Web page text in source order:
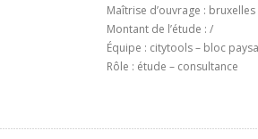
Maîtrise d’ouvrage :
Montant de l’étude : /
Équipe : citytools – bloc
Rôle : étude – consultance